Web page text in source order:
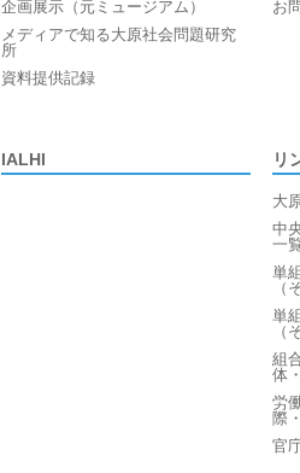
企画展示（元ミュージアム）
メディアで知る大原社会問題研究
所
資料提供記録
お
IALHI リ
大
中
一
単
（
単
（
組
体
労
際
官